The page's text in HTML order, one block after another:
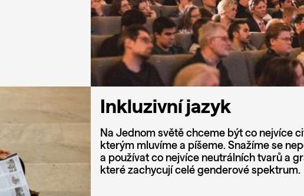
Inkluzivní jazyk
Na Jednom světě chceme být co nejvíce
kterým mluvíme a píšeme. Snažíme se
a používat co nejvíce neutrálních tvarů a
které zachycují celé genderové spektrum.